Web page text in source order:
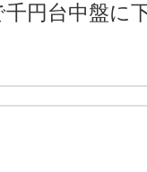
円台中盤に